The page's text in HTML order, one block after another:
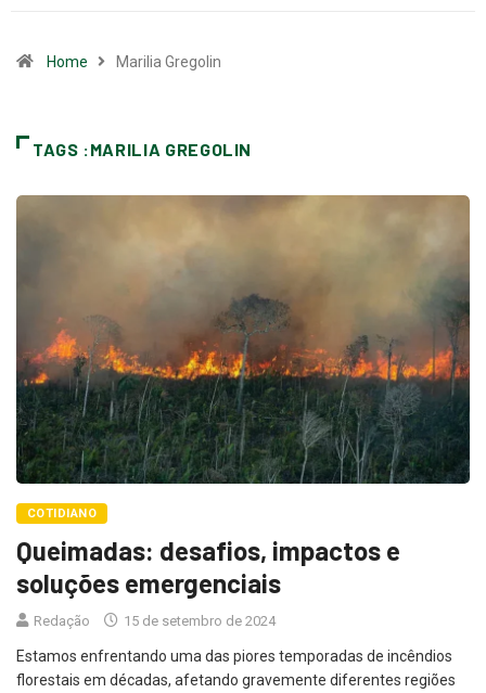
Home Marilia Gregolin
TAGS :MARILIA GREGOLIN
COTIDIANO
Queimadas: desafios, impactos e
soluções emergenciais
Redação 15 de setembro de 2024
Estamos enfrentando uma das piores temporadas de incêndios
florestais em décadas, afetando gravemente diferentes regiões